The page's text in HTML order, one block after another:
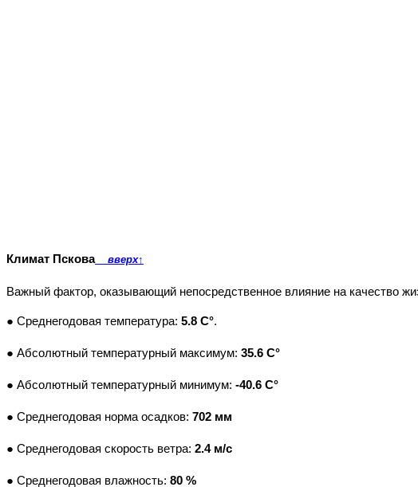
Климат Псковавверх↑
Важный фактор, оказывающий непосредственное влияние на качество
● Среднегодовая температура: 5.8 C°.
● Абсолютный температурный максимум: 35.6 C°
● Абсолютный температурный минимум: -40.6 C°
● Среднегодовая норма осадков: 702 мм
● Среднегодовая скорость ветра: 2.4 м/с
● Среднегодовая влажность: 80 %